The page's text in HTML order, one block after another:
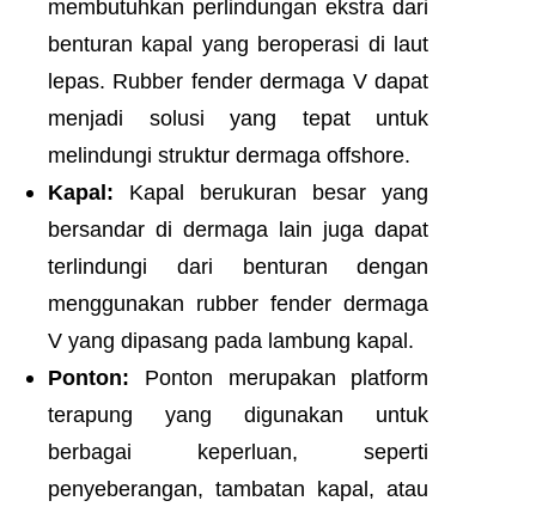
membutuhkan perlindungan ekstra dari
benturan kapal yang beroperasi di laut
lepas. Rubber fender dermaga V dapat
menjadi solusi yang tepat untuk
melindungi struktur dermaga offshore.
Kapal: Kapal berukuran besar yang
bersandar di dermaga lain juga dapat
terlindungi dari benturan dengan
menggunakan rubber fender dermaga
V yang dipasang pada lambung kapal.
Ponton: Ponton merupakan platform
terapung yang digunakan untuk
berbagai keperluan, seperti
penyeberangan, tambatan kapal, atau